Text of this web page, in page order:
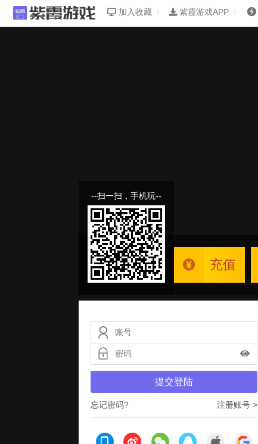
加入收藏 紫霞游戏APP
充值
--扫一扫，手机玩--
提交登陆
忘记密码? 注册账号 >